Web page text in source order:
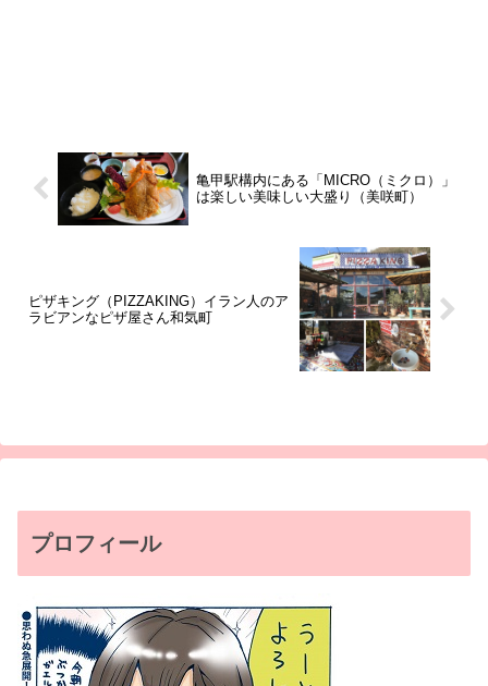
亀甲駅構内にある「MICRO（ミクロ）」
は楽しい美味しい大盛り（美咲町）
ピザキング（PIZZAKING）イラン人のア
ラビアンなピザ屋さん和気町
プロフィール